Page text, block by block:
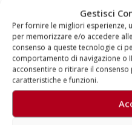
Gestisci
Per fornire le migliori esperienze,
per memorizzare e/o accedere
consenso a queste tecnologie ci
comportamento di navigazione o
acconsentire o ritirare il
caratteristiche e funzioni.
attività di comunicazione per
Informazioni
Servizio del Tg3 Lombardia
qui